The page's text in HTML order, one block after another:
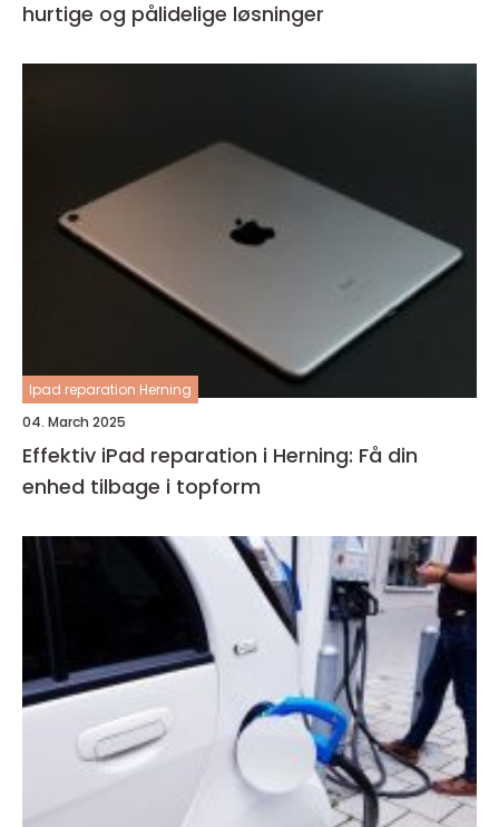
hurtige og pålidelige løsninger
Ipad reparation Herning
04. March 2025
Effektiv iPad reparation i Herning: Få din
enhed tilbage i topform